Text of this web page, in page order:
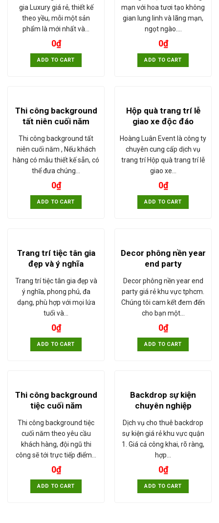
gia Luxury giá rẻ, thiết kế
theo yều, mỗi một sản
phẩm là mới nhất và…
0₫
ADD TO CART
mạn với hoa tươi tạo không
gian lung linh và lãng mạn,
ngọt ngào.…
0₫
ADD TO CART
Thi công background
tất niên cuối năm
Thi công background tất
niên cuối năm , Nếu khách
hàng có mẫu thiết kế sẵn, có
thể đưa chúng…
0₫
ADD TO CART
Hộp quà trang trí lễ
giao xe độc đáo
Hoàng Luân Event là công ty
chuyên cung cấp dịch vụ
trang trí Hộp quà trang trí lễ
giao xe…
0₫
ADD TO CART
Trang trí tiệc tân gia
đẹp và ý nghĩa
Trang trí tiệc tân gia đẹp và
ý nghĩa, phong phú, đa
dạng, phù hợp với mọi lứa
tuổi và…
0₫
ADD TO CART
Decor phông nền year
end party
Decor phông nền year end
party giá rẻ khu vực tphcm.
Chúng tôi cam kết đem đến
cho bạn một…
0₫
ADD TO CART
Thi công background
tiệc cuối năm
Thi công background tiệc
cuối năm theo yêu cầu
khách hàng, đội ngũ thi
công sẽ tới trực tiếp điểm…
0₫
ADD TO CART
Backdrop sự kiện
chuyên nghiệp
Dịch vụ cho thuê backdrop
sự kiện giá rẻ khu vực quận
1. Giá cả công khai, rõ ràng,
hợp…
0₫
ADD TO CART